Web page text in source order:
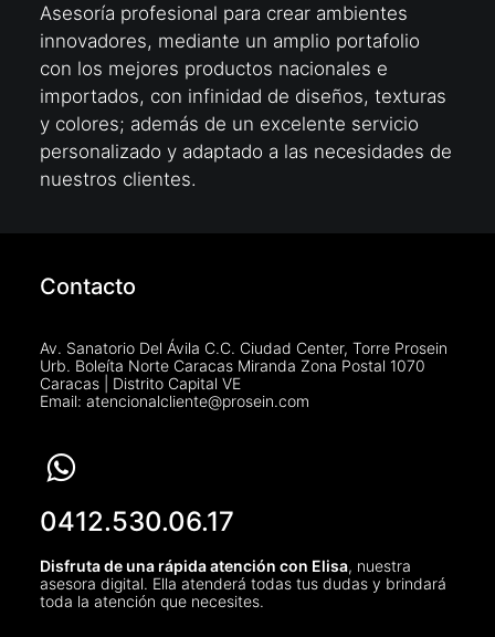
Asesoría profesional para crear ambientes
innovadores, mediante un amplio portafolio
con los mejores productos nacionales e
importados, con infinidad de diseños, texturas
y colores; además de un excelente servicio
personalizado y adaptado a las necesidades de
nuestros clientes.
Contacto
Av. Sanatorio Del Ávila C.C. Ciudad Center, Torre Prosein
Urb. Boleíta Norte Caracas Miranda Zona Postal 1070
Caracas | Distrito Capital VE
Email: atencionalcliente@prosein.com
0412.530.06.17
Disfruta de una rápida atención con Elisa, nuestra
asesora digital. Ella atenderá todas tus dudas y brindará
toda la atención que necesites.